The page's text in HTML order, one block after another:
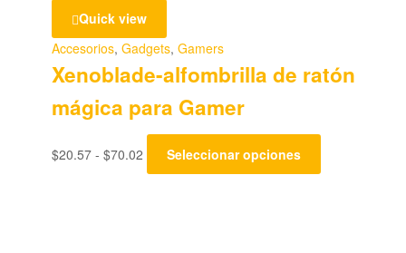
Quick view
Accesorios, Gadgets, Gamers
Xenoblade-alfombrilla de ratón
mágica para Gamer
$20.57 - $70.02 Seleccionar opciones